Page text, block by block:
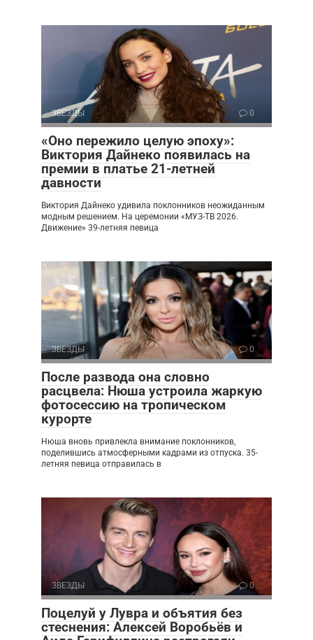
ЗВЕЗДЫ 0
«Оно пережило целую эпоху»:
Виктория Дайнеко появилась на
премии в платье 21-летней
давности
Виктория Дайнеко удивила поклонников неожиданным
модным решением. На церемонии «МУЗ-ТВ 2026.
Движение» 39-летняя певица
ЗВЕЗДЫ 0
После развода она словно
расцвела: Нюша устроила жаркую
фотосессию на тропическом
курорте
Нюша вновь привлекла внимание поклонников,
поделившись атмосферными кадрами из отпуска. 35-
летняя певица отправилась в
ЗВЕЗДЫ 0
Поцелуй у Лувра и объятия без
стеснения: Алексей Воробьёв и